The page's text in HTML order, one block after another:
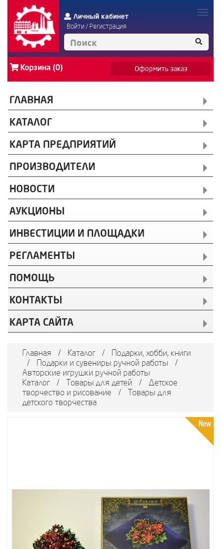
Личный кабинет
Войти/ Регистрация
Корзина (0) Оформить заказ
ГЛАВНАЯ
КАТАЛОГ
КАРТА ПРЕДПРИЯТИЙ
ПРОИЗВОДИТЕЛИ
НОВОСТИ
АУКЦИОНЫ
ИНВЕСТИЦИИ И ПЛОЩАДКИ
РЕГЛАМЕНТЫ
ПОМОЩЬ
КОНТАКТЫ
КАРТА САЙТА
Главная / Каталог /
Подарки, хобби, книги
/
Подарки и сувениры ручной работы
/
Авторские игрушки ручной работы
Каталог
/ Товары для детей /
Детское
творчество и рисование
/
Товары для
детского творчества